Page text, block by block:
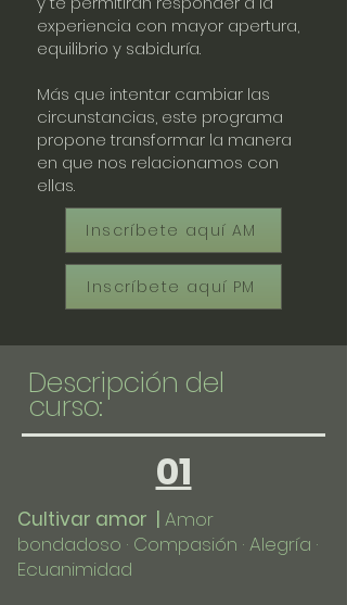
experiencia con mayor apertura,
equilibrio y sabiduría.
Más que intentar cambiar las
circunstancias, este programa
propone transformar la manera
en que nos relacionamos con
ellas.
Inscríbete aquí AM
Inscríbete aquí PM
Descripción del
curso:
01
Cultivar amor | Amor
bondadoso · Compasión · Alegría ·
Ecuanimidad